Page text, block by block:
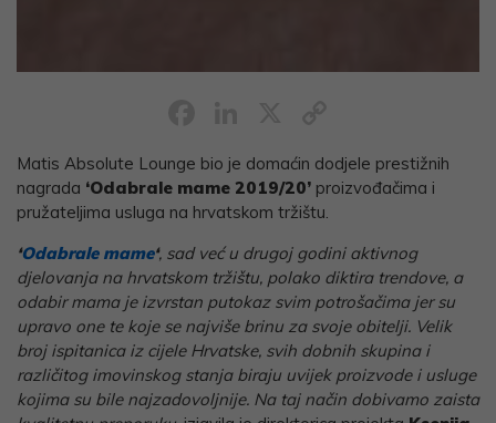
Link
Matis Absolute Lounge bio je domaćin dodjele prestižnih
nagrada ‘Odabrale mame 2019/20’ proizvođačima i
pružateljima usluga na hrvatskom tržištu.
‘Odabrale mame‘, sad već u drugoj godini aktivnog
djelovanja na hrvatskom tržištu, polako diktira trendove, a
odabir mama je izvrstan putokaz svim potrošačima jer su
upravo one te koje se najviše brinu za svoje obitelji. Velik
broj ispitanica iz cijele Hrvatske, svih dobnih skupina i
različitog imovinskog stanja biraju uvijek proizvode i usluge
kojima su bile najzadovoljnije. Na taj način dobivamo zaista